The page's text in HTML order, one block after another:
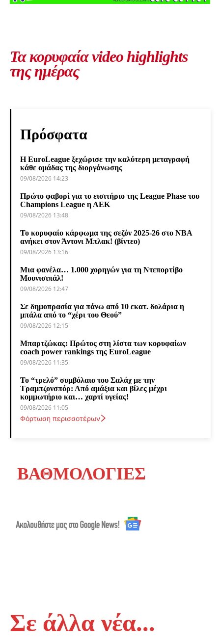
Τα κορυφαία video highlights
της ημέρας
Πρόσφατα
Η EuroLeague ξεχώρισε την καλύτερη μεταγραφή
κάθε ομάδας της διοργάνωσης
09/08/2026 14:23
Πρώτο φαβορί για το εισιτήριο της League Phase του
Champions League η ΑΕΚ
09/08/2026 13:48
Το κορυφαίο κάρφωμα της σεζόν 2025-26 στο NBA
ανήκει στον Άντονι Μπλακ! (βίντεο)
09/08/2026 13:16
Μια φανέλα… 1.000 χορηγών για τη Ντεπορτίβο
Μουνισιπάλ!
09/08/2026 12:47
Σε δημοπρασία για πάνω από 10 εκατ. δολάρια η
μπάλα από το “χέρι του Θεού”
09/08/2026 12:15
Μπαρτζώκας: Πρώτος στη λίστα των κορυφαίων
coach power rankings της EuroLeague
09/08/2026 11:35
Το “τρελό” συμβόλαιο του Σαλάχ με την
Τραμπζονσπόρ: Από αμάξια και βίλες μέχρι
κομμωτήριο και… χαρτί υγείας!
09/08/2026 11:05
Φόρτωση περισσοτέρων
ΒΑΘΜΟΛΟΓΙΕΣ
Σε άλλα νέα...